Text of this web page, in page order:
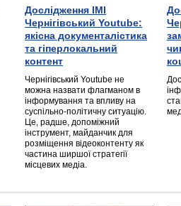
Дослідження ІМІ
Чернігівський Youtube:
якісна документалістика
та гіперлокальний
контент
Чернігівський Youtube не
можна назвати флагманом в
інформування та впливу на
суспільно-політичну ситуацію.
Це, радше, допоміжний
інструмент, майданчик для
розміщення відеоконтенту як
частина ширшої стратегії
місцевих медіа.